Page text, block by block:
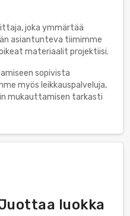
joka ymmärtää
asiantunteva tiimimme
materiaalit projektiisi.
sopivista
myös leikkauspalveluja,
mukauttamisen tarkasti
luokka